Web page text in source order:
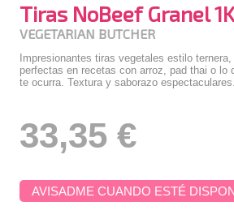
Tiras NoBeef Granel
VEGETARIAN BUTCHER
Impresionantes tiras vegetales estilo ternera,
perfectas en recetas con arroz, pad thai o lo
te ocurra. Textura y saborazo espectaculares.
33,35 €
AVISADME CUANDO ESTÉ